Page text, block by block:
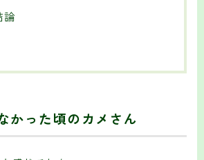
論
かった頃のカメさん